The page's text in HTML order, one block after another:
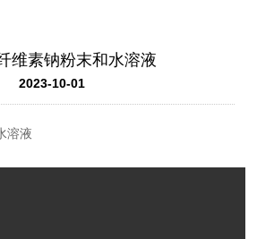
维素钠粉末和水溶液
2023-10-01
溶液